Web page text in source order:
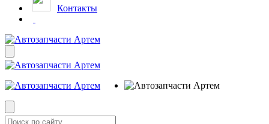
Контакты